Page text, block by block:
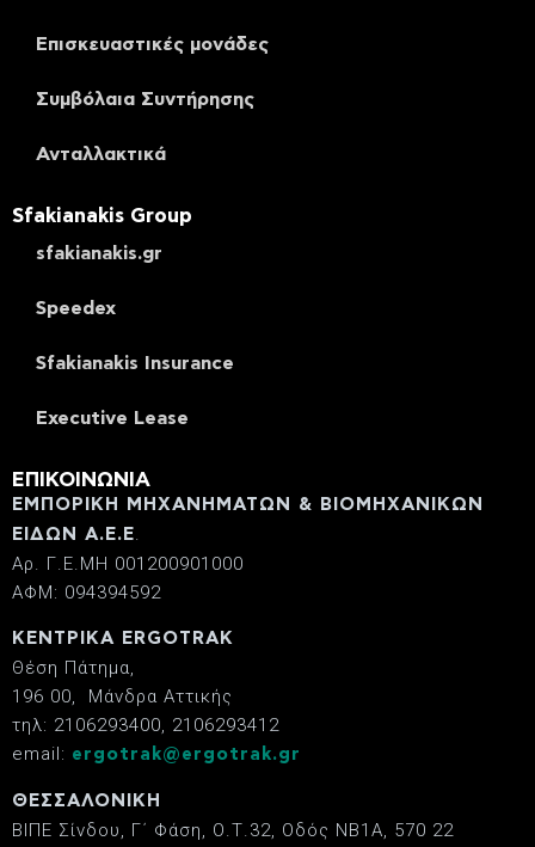
Επισκευαστικές μονάδες
Συμβόλαια Συντήρησης
Ανταλλακτικά
Sfakianakis Group
sfakianakis.gr
Speedex
Sfakianakis Insurance
Executive Lease
ΕΠΙΚΟΙΝΩΝΙΑ
ΕΜΠΟΡΙΚΗ ΜΗΧΑΝΗΜΑΤΩΝ & ΒΙΟΜΗΧΑΝΙΚΩΝ
ΕΙΔΩΝ Α.Ε.Ε
Αρ. Γ.Ε.ΜΗ 001200901000
ΑΦΜ: 094394592
ΚΕΝΤΡΙΚΑ ERGOTRAK
Θέση Πάτημα,
196 00, Μάνδρα Αττικής
τηλ: 2106293400, 2106293412
email: ergotrak@ergotrak.gr
ΘΕΣΣΑΛΟΝΙΚΗ
ΒΙΠΕ Σίνδου, Γ΄ Φάση, Ο.Τ.32, Οδός ΝΒ1Α, 570 22